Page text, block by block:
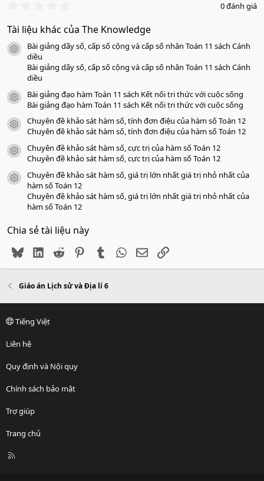
0
0
a
0 đánh giá
Tài liệu khác của The Knowledge
icon tài liệu
Bài giảng dãy số, cấp số cộng và cấp số nhân Toán 11 sách Cánh
diều
Bài giảng dãy số, cấp số cộng và cấp số nhân Toán 11 sách Cánh
diều
icon tài liệu
Bài giảng đạo hàm Toán 11 sách Kết nối tri thức với cuộc sống
Bài giảng đạo hàm Toán 11 sách Kết nối tri thức với cuộc sống
icon tài liệu
Chuyên đề khảo sát hàm số, tính đơn điệu của hàm số Toán 12
Chuyên đề khảo sát hàm số, tính đơn điệu của hàm số Toán 12
icon tài liệu
Chuyên đề khảo sát hàm số, cực trị của hàm số Toán 12
Chuyên đề khảo sát hàm số, cực trị của hàm số Toán 12
icon tài liệu
Chuyên đề khảo sát hàm số, giá trị lớn nhất giá trị nhỏ nhất của
hàm số Toán 12
Chuyên đề khảo sát hàm số, giá trị lớn nhất giá trị nhỏ nhất của
hàm số Toán 12
Chia sẻ tài liệu này
BlueskyLinkedIn
Reddit PinterestTumblr WhatsApp
EmailLink
Giáo án Lịch sử và Địa lí 6
Tiếng Việt
Liên hệ
Quy định và Nội quy
Chính sách bảo mật
Trợ giúp
Trang chủ
R